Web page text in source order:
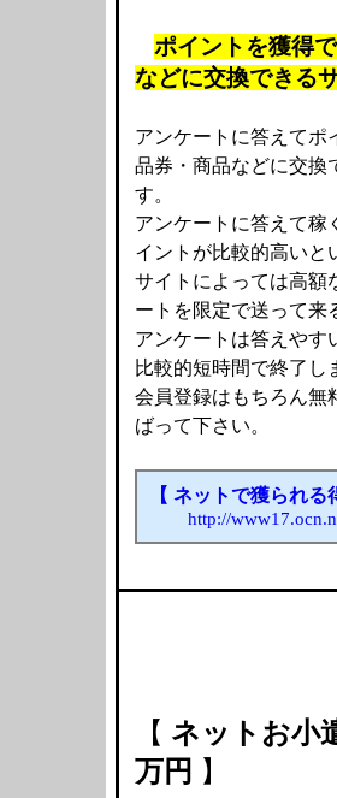
ポイントを獲得
などに交換できる
アンケートに答えてポ
品券・商品などに交換
す。
アンケートに答えて稼
イントが比較的高いと
サイトによっては高額
ートを限定で送って来
アンケートは答えやす
比較的短時間で終了し
会員登録はもちろん無
ばって下さい。
【 ネットで獲られる
http://
【 ネットお小
万円 】